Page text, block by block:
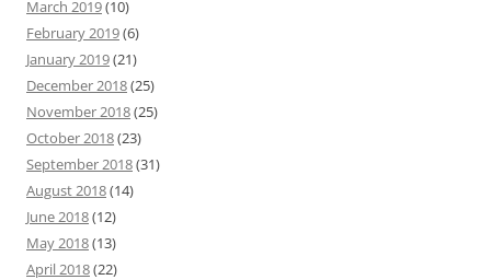
March 2019(10)
February 2019(6)
January 2019(21)
December 2018(25)
November 2018(25)
October 2018(23)
September 2018(31)
August 2018(14)
June 2018(12)
May 2018(13)
April 2018(22)